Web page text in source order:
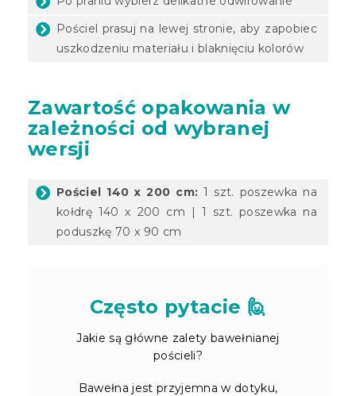
Pościel prasuj na lewej stronie, aby zapobiec
uszkodzeniu materiału i blaknięciu kolorów
Zawartość opakowania w
zależności od wybranej
wersji
Pościel 140 x 200 cm: 1 szt. poszewka na
kołdrę 140 x 200 cm | 1 szt. poszewka na
poduszkę 70 x 90 cm
Często pytacie 🙋
Jakie są główne zalety bawełnianej
pościeli?
Bawełna jest przyjemna w dotyku,